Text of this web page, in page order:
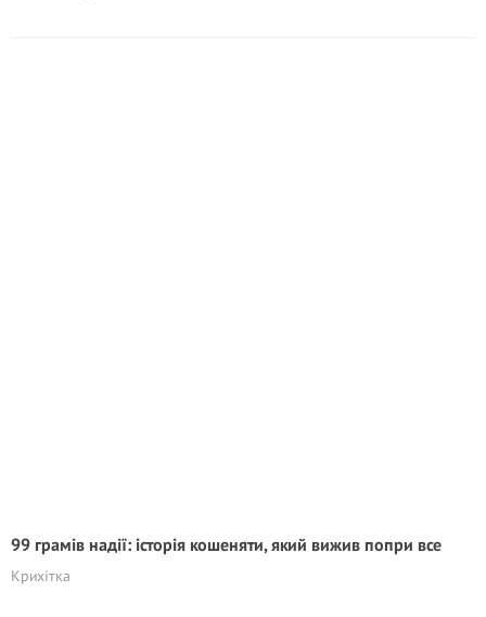
99 грамів надії: історія кошеняти, який вижив попри все
Крихітка